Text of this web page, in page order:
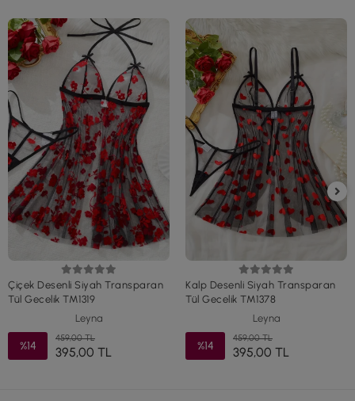
Çiçek Desenli Siyah Transparan
Tül Gecelik TM1319
Leyna
%14
459,00 TL
395,00 TL
Kalp Desenli Siyah Transparan
Tül Gecelik TM1378
Leyna
%14
459,00 TL
395,00 TL